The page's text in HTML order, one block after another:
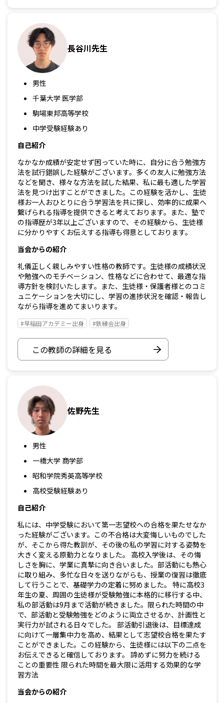
長谷川先生
男性
千葉大学 医学部
駒場東邦高等学校
中学受験経験あり
自己紹介
なかなか成績が安定せず困っていた時に、自分に合う勉強方
法を試行錯誤した経験がございます。多くの友人に勉強方法
などを聞き、様々な方法を試した結果、私に最も適した学習
法を見つけ出すことができました。この経験を活かし、生徒
様お一人おひとりに合う学習法を共に探し、効率的に成果へ
繋げられる指導を提供できると考えております。また、塾で
の指導歴が3年以上ございますので、その経験から、生徒様
に分かりやすくお伝えする指導も得意としております。
当会からの紹介
礼儀正しく親しみやすい性格の教師です。生徒様の成績状況
や勉強へのモチベーション、性格などに合わせて、最適な指
導方針を検討いたします。また、生徒様・保護者様とのコミ
ュニケーションを大切にし、学習の進捗状況を確認・報告し
ながら指導を進めてまいります。
#早稲田アカデミー出身 #鉄縁会出身
この教師の詳細を見る
佐野先生
男性
一橋大学 商学部
昭和学院秀英高等学校
高校受験経験あり
自己紹介
私には、中学受験において第一志望校への合格を果たせなか
った経験がございます。この不合格は大変悔しいものでした
が、そこから得た教訓が、その後の私の学習に対する姿勢を
大きく変える原動力となりました。 高校入学後は、その悔
しさを胸に、学業に真摯に向き合いました。部活動にも熱心
に取り組み、多忙な日々を送りながらも、授業の復習は徹底
して行うことで、基礎学力の定着に努めました。 特に高校3
年生の夏、周囲の生徒様が受験勉強に本格的に移行する中、
私の部活動は9月まで活動が続きました。限られた時間の中
で、部活動と受験勉強をどのように両立させるか、計画性と
実行力が試される日々でした。 部活動引退後は、目標達成
に向けて一層集中力を高め、結果として志望校合格を果たす
ことができました。この経験から、生徒様には以下の二点を
お伝えできると確信しております。 諦めずに努力を続ける
ことの重要性 限られた時間を最大限に活用する効果的な学
習方法
当会からの紹介